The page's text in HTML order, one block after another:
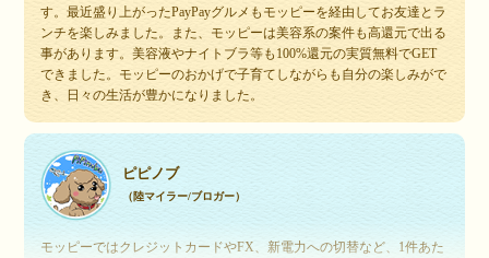
す。最近盛り上がったPayPayグルメもモッピーを経由してお友達とラ
ンチを楽しみました。また、モッピーは美容系の案件も高還元で出る
事があります。美容液やナイトブラ等も100%還元の実質無料でGET
できました。モッピーのおかげで子育てしながらも自分の楽しみがで
き、日々の生活が豊かになりました。
ピピノブ
（陸マイラー/ブロガー）
モッピーではクレジットカードやFX、新電力への切替など、1件あた